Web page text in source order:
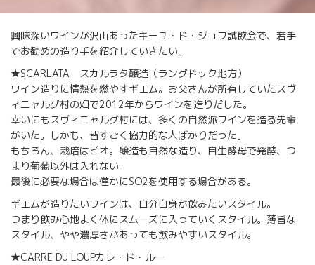
興味深いワインが沢山あったキーユ・ド・ジョワ試飲会で、若手
でお勧めの造り手を紹介していきたい。
★SCARLATA スカルラタ醸造（ラングドック地方）
ワイン造りに情熱を燃やすギエム。お父さんが所有していたスヴ
ィニャルグ村の畑で2012年からワインを造りだした。
幸いにもスヴィニャルグ村には、多くの自然派ワインを造る先輩
がいた。しかも、皆すごく協力的な人ばかりだった。
もちろん、栽培はビオ。醸造も自然な造り、自生酵母で発酵、つ
まり葡萄以外は入れない。
最後に必要な場合は僅かにSO2を使用する場合がある。
ギエムが造りたいワインは、自分自身が飲みたいスタイル。
つまり飲み心地よく体にスムーズに入っていくスタイル。薄旨な
スタイル、やや濃厚さがあっても飲みやすいスタイル。
★CARRE DU LOUPカレ・ド・ルー